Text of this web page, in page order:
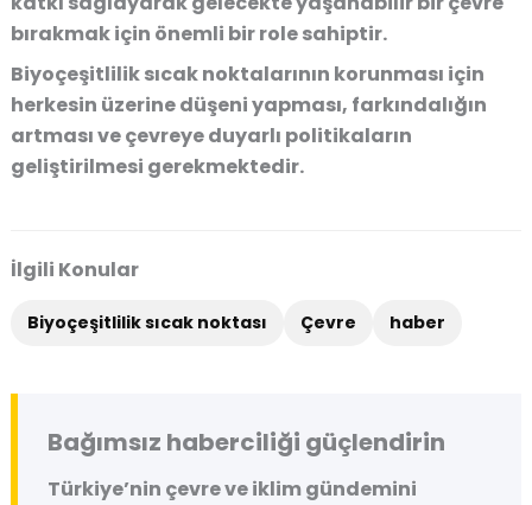
bırakmak için önemli bir role sahiptir.
Biyoçeşitlilik sıcak noktalarının korunması için
herkesin üzerine düşeni yapması, farkındalığın
artması ve çevreye duyarlı politikaların
geliştirilmesi gerekmektedir.
İlgili Konular
Biyoçeşitlilik sıcak noktası Çevre haber
Bağımsız haberciliği güçlendirin
Türkiye’nin çevre ve iklim gündemini